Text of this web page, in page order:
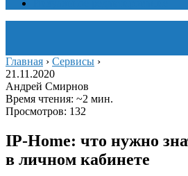
Главная › Сервисы ›
21.11.2020
Андрей Смирнов
Время чтения: ~2 мин.
Просмотров: 132
IP-Home: что нужно
в личном кабинете